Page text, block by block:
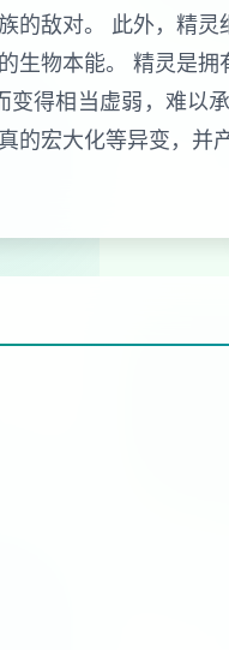
的敌对。 此外，精
生物本能。 精灵是
得相当虚弱，难以
的宏大化等异变，并